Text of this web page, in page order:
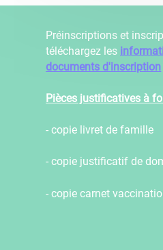
Préinscriptions et
téléchargez les
documents d'inscription
Pièces justificatives à
- copie livret de famille
- copie justificatif de
- copie carnet